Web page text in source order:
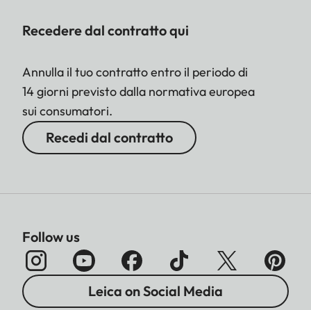
Recedere dal contratto qui
Annulla il tuo contratto entro il periodo di
14 giorni previsto dalla normativa europea
sui consumatori.
Recedi dal contratto
Follow us
Leica on Social Media